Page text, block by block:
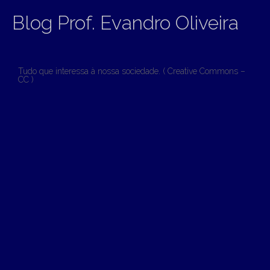
Blog Prof. Evandro Oliveira
Tudo que interessa à nossa sociedade. ( Creative Commons –
CC )